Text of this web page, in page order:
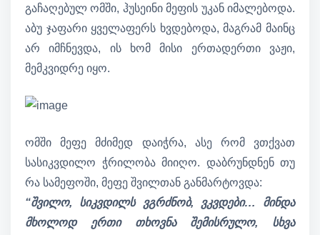
გაჩაღებულ ომში, ჰუსეინი მეფის უკან იმალებოდა.
აბუ ჯაფარი ყველაფერს ხვდებოდა, მაგრამ მაინც
არ იმჩნევდა, ის ხომ მისი ერთადერთი ვაჟი,
მემკვიდრე იყო.
ომში მეფე მძიმედ დაიჭრა, ასე რომ ვთქვათ
სასიკვდილო ჭრილობა მიიღო. დაბრუნდნენ თუ
რა სამეფოში, მეფე შვილთან განმარტოვდა:
“შვილო, სიკვდილს ვგრძნობ, ვკვდები… მინდა
მხოლოდ ერთი თხოვნა შემისრულო, სხვა